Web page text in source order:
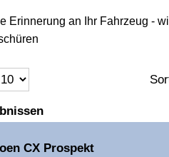
Erinnerung an Ihr Fahrzeug -
CX Prospekt